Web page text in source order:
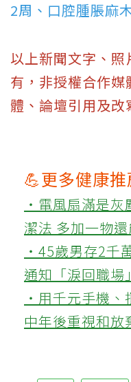
2周、口腔腫脹麻
以上新聞文字、
有，非授權合作
體、論壇引用及改
💪更多健康推
‧電風扇滿是灰
潔法 多加一物
‧45歲男存2千
通知「淚回職場
‧用千元手機、
中年後重視和放